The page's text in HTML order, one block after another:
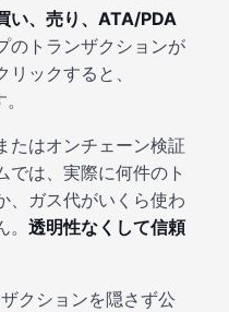
い、売り、ATA/PDA
のトランザクションが
ックすると、
たはオンチェーン検証
では、実際に何件のト
、ガス代がいくら使わ
透明性なくして信頼
クションを隠さず公